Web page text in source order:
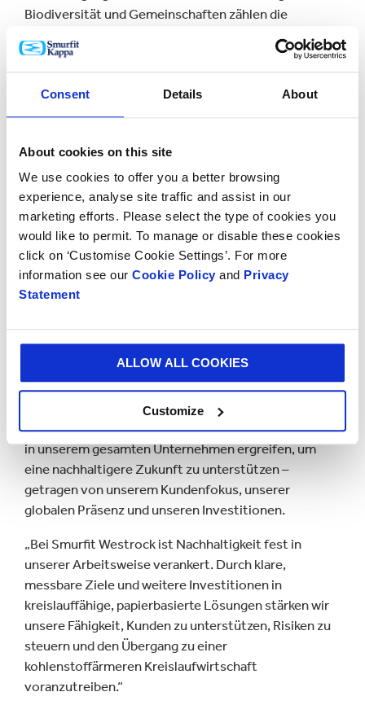
Consent Details About
About cookies on this site
We use cookies to offer you a better browsing
experience, analyse site traffic and assist in our
marketing efforts. Please select the type of cookies you
would like to permit. To manage or disable these cookies
click on ‘Customise Cookie Settings’. For more
information see our Cookie Policy and Privacy
Statement
ALLOW ALL COOKIES
Customize
Biodiversität und Gemeinschaften zählen die
Zusammenarbeit mit dem Forestry Stewardship
Council™ (FSC) zur weiteren Stärkung der Chain-of-
Custody-Standards sowie eine Kooperation mit dem
World Wildlife Federation im Rahmen des Wild
Wisdom Biodiversity Wettbewerbs für Tausende
Tony Smurfit, President und CEO von Smurfit
Westrock, sagte: „Wir suchen in allem, was wir tun,
nach dem geschäftlichen Nutzen – und Nachhaltigkeit
bildet dabei keine Ausnahme. In allen Märkten, in
denen wir tätig sind, erwarten Stakeholder wie
Kunden und Investoren weiterhin nachhaltiges
Handeln, und wir konzentrieren uns weiterhin darauf,
bin überzeugt, dass nachhaltiges Wirtschaften gutes
Garrett Quinn, Group Head of Sustainability, Branding
and Communications bei Smurfit Westrock, ergänzte:
„Dieser Bericht verdeutlicht die Maßnahmen, die wir
in unserem gesamten Unternehmen ergreifen, um
eine nachhaltigere Zukunft zu unterstützen –
getragen von unserem Kundenfokus, unserer
globalen Präsenz und unseren Investitionen.
„Bei Smurfit Westrock ist Nachhaltigkeit fest in
unserer Arbeitsweise verankert. Durch klare,
messbare Ziele und weitere Investitionen in
kreislauffähige, papierbasierte Lösungen stärken wir
unsere Fähigkeit, Kunden zu unterstützen, Risiken zu
steuern und den Übergang zu einer
kohlenstoffärmeren Kreislaufwirtschaft
voranzutreiben.“